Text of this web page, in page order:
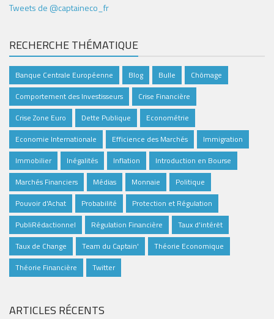
Tweets de @captaineco_fr
RECHERCHE THÉMATIQUE
Banque Centrale Européenne Blog Bulle
Chômage
Comportement des Investisseurs
Crise Financière
Crise Zone Euro
Dette Publique
Econométrie
Economie Internationale
Efficience des Marchés
Immigration
Immobilier
Inégalités Inflation
Introduction en Bourse
Marchés Financiers
Médias Monnaie
Politique
Pouvoir d'Achat
Probabilité
Protection et Régulation
PubliRédactionnel
Régulation Financière
Taux d'intérêt
Taux de Change
Team du Captain'
Théorie Economique
Théorie Financière
Twitter
ARTICLES RÉCENTS